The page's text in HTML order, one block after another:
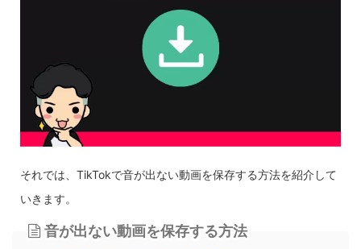
それでは、TikTokで音が出ない動画を保存する方法を紹介して
いきます。
音が出ない動画を保存する方法